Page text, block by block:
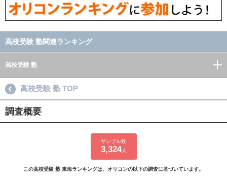
高校受験 塾関連ランキング
高校受験 塾
高校受験 塾 TOP
調査概要
サンプル数
3,324人
この高校受験 塾 東海ランキングは、オリコンの以下の調査に基づいています。